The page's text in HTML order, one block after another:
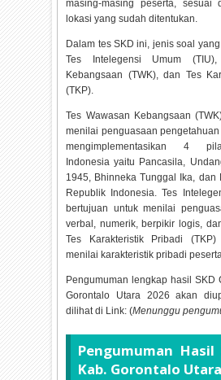
masing-masing peserta, sesuai
lokasi yang sudah ditentukan.
Dalam tes SKD ini, jenis soal
Tes Intelegensi Umum
Kebangsaan (TWK), dan Tes
(TKP).
Tes Wawasan Kebangsaan
menilai penguasaan
mengimplementasikan 4
Indonesia yaitu Pancasila,
1945, Bhinneka Tunggal Ika, dan
Republik Indonesia. Tes
bertujuan untuk menilai
verbal, numerik, berpikir logis,
Tes Karakteristik Pribadi
menilai karakteristik pribadi
Pengumuman lengkap hasil SKD
Gorontalo Utara 2026 akan
dilihat di Link: (Menunggu
Pengumuman Hasil
Kab. Gorontalo Utara